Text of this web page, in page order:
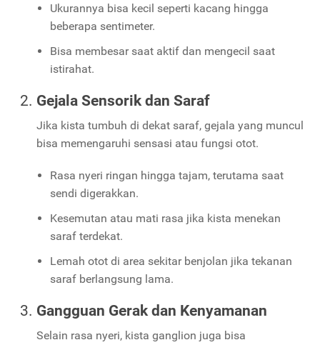
Ukurannya bisa kecil seperti kacang hingga
beberapa sentimeter.
Bisa membesar saat aktif dan mengecil saat
istirahat.
Gejala Sensorik dan Saraf
Jika kista tumbuh di dekat saraf, gejala yang muncul
bisa memengaruhi sensasi atau fungsi otot.
Rasa nyeri ringan hingga tajam, terutama saat
sendi digerakkan.
Kesemutan atau mati rasa jika kista menekan
saraf terdekat.
Lemah otot di area sekitar benjolan jika tekanan
saraf berlangsung lama.
Gangguan Gerak dan Kenyamanan
Selain rasa nyeri, kista ganglion juga bisa